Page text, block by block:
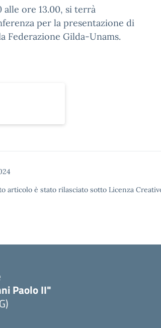
ore 13.00, si terrà
per la presentazione di
Federazione Gilda-Unams.
articolo è stato rilasciato sotto Licenza
Paolo II"